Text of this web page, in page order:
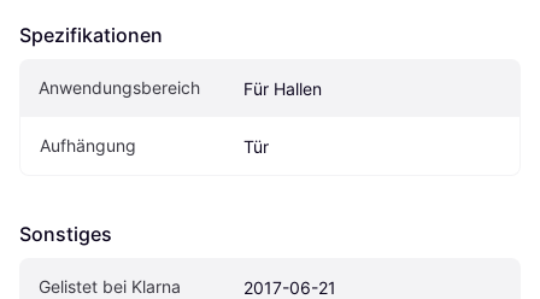
Spezifikationen
Anwendungsbereich Für Hallen
Aufhängung Tür
Sonstiges
Gelistet bei Klarna 2017-06-21